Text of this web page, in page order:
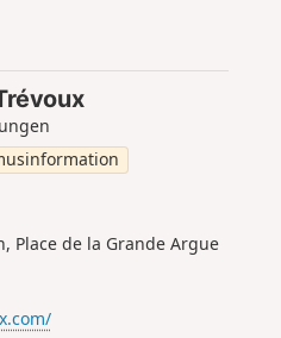
Place de la Grande Argue